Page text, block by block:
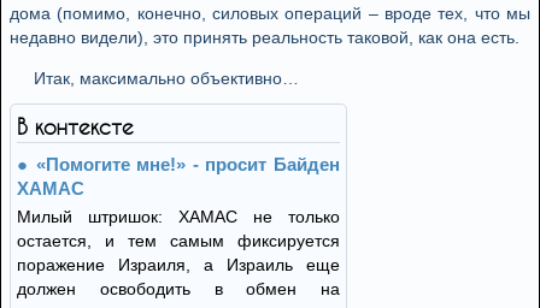
дома (помимо, конечно, силовых операций – вроде тех, что мы
недавно видели), это принять реальность таковой, как она есть.
Итак, максимально объективно…
В контексте
«Помогите мне!» - просит Байден
ХАМАС
Милый штришок: ХАМАС не только
остается, и тем самым фиксируется
поражение Израиля, а Израиль еще
должен освободить в обмен на